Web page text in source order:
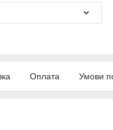
Оплата Умови